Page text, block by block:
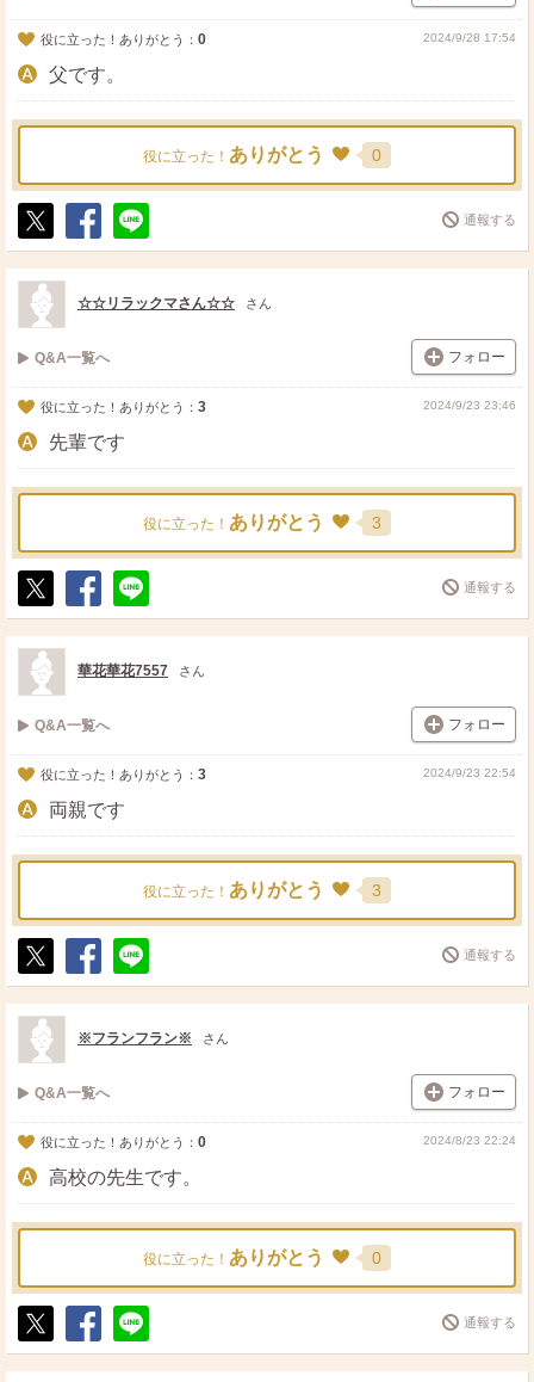
役に立った！ありがとう： 0 2024/9/28 17:54
父です。
役に立った！ ありがとう 0
ポ
ス
ト
シ
ェ
送
る
通報する
☆☆リラックマさん☆☆ さん
Q&A一覧へ フォロー
役に立った！ありがとう： 3 2024/9/23 23:46
先輩です
役に立った！ ありがとう 3
ポ
ス
ト
シ
ェ
送
る
通報する
華花華花7557 さん
Q&A一覧へ フォロー
役に立った！ありがとう： 3 2024/9/23 22:54
両親です
役に立った！ ありがとう 3
ポ
ス
ト
シ
ェ
送
る
通報する
※フランフラン※ さん
Q&A一覧へ フォロー
役に立った！ありがとう： 0 2024/8/23 22:24
高校の先生です。
役に立った！ ありがとう 0
ポ
ス
シ
ェ
送
る
通報する